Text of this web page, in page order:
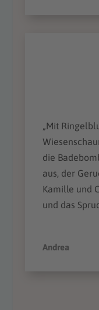
„Mit
die
aus, der
Kamille und
und das
Andrea